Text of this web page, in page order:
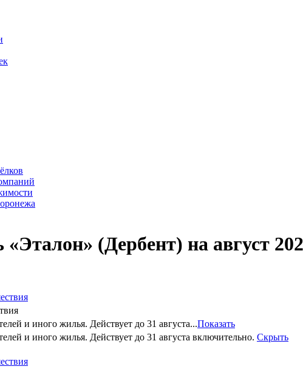
(Дербент) на август
и иного жилья. Действует до 31 августа...Показать
и иного жилья. Действует до 31 августа включительно. Скрыть